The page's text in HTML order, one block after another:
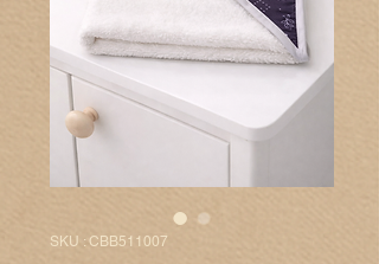
SKU : CBB511007